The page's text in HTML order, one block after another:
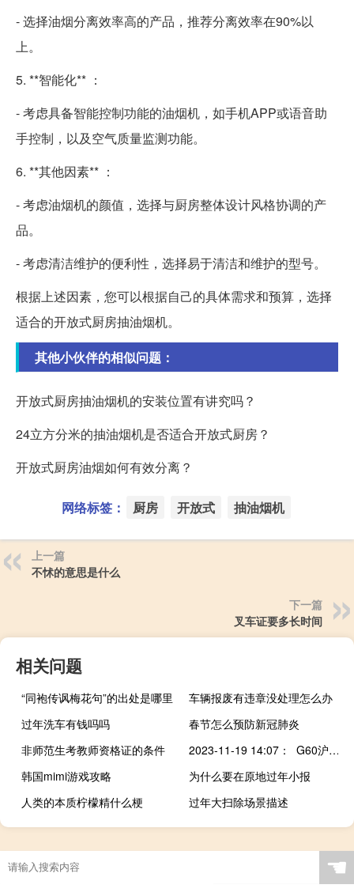
- 选择油烟分离效率高的产品，推荐分离效率在90%以
上。
5. **智能化** ：
- 考虑具备智能控制功能的油烟机，如手机APP或语音助
手控制，以及空气质量监测功能。
6. **其他因素** ：
- 考虑油烟机的颜值，选择与厨房整体设计风格协调的产
品。
- 考虑清洁维护的便利性，选择易于清洁和维护的型号。
根据上述因素，您可以根据自己的具体需求和预算，选择
适合的开放式厨房抽油烟机。
其他小伙伴的相似问题：
开放式厨房抽油烟机的安装位置有讲究吗？
24立方分米的抽油烟机是否适合开放式厨房？
开放式厨房油烟如何有效分离？
网络标签： 厨房 开放式 抽油烟机
上一篇
不怵的意思是什么
下一篇
叉车证要多长时间
相关问题
“同袍传讽梅花句”的出处是哪里
车辆报废有违章没处理怎么办
过年洗车有钱吗吗
春节怎么预防新冠肺炎
非师范生考教师资格证的条件
2023-11-19 14:07： G60沪昆高速梨温段K551公桩处（杨梅岭站至弋阳枢纽区间，往南昌方向）因上移新泽西施工，导致车流量大，现场单道缓慢通行。JYR ​​​
韩国mimi游戏攻略
为什么要在原地过年小报
人类的本质柠檬精什么梗
过年大扫除场景描述
☚